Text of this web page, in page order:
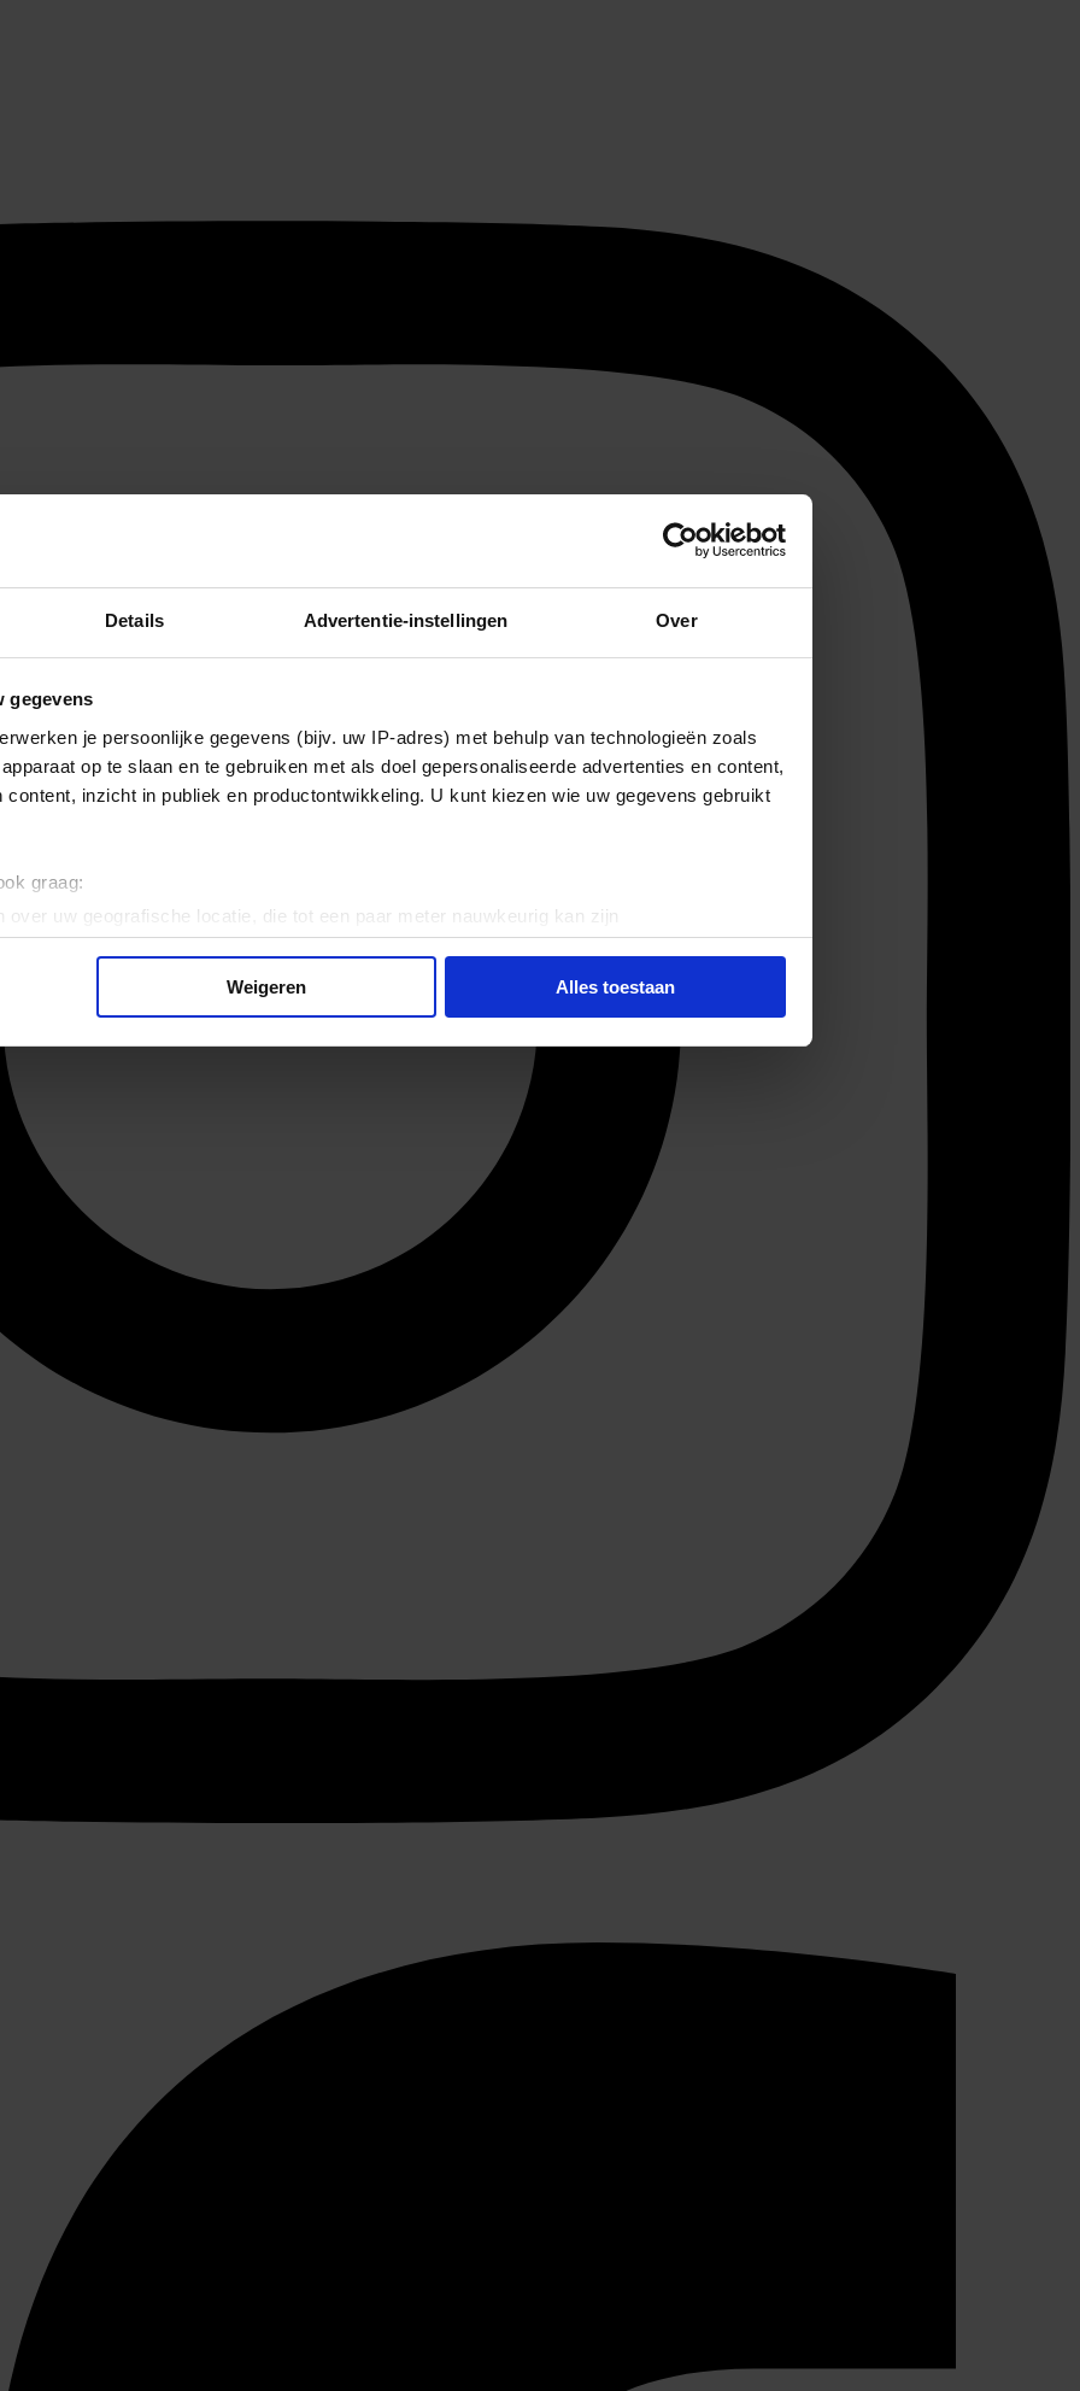
Details Advertentie-instellingen Over
gegevens
je persoonlijke gegevens (bijv. uw IP-adres) met behulp van technologieën zoals
op te slaan en te gebruiken met als doel gepersonaliseerde advertenties en content,
content, inzicht in publiek en productontwikkeling. U kunt kiezen wie uw gegevens gebruikt
graag:
over uw geografische locatie, die tot een paar meter nauwkeurig kan zijn
door het actief te scannen op specifieke eigenschappen (fingerprinting)
gegevens worden verwerkt en stel uw voorkeuren in het
detailgedeelte
en advertenties te personaliseren, om functies voor social media te bieden en om ons
Ook delen we informatie over uw gebruik van onze site met onze partners voor social
Deze partners kunnen deze gegevens combineren met andere informatie die u aan ze heeft
op basis van uw gebruik van hun services.
Weigeren Alles toestaan